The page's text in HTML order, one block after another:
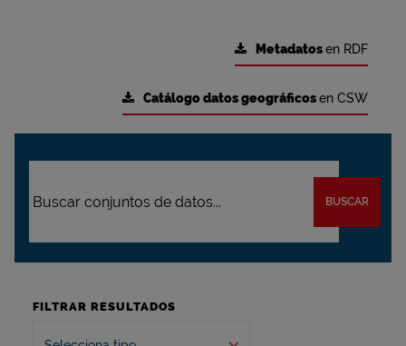
Metadatosen RDF
Catálogo datos geográficosen CSW
BUSCAR
FILTRAR RESULTADOS